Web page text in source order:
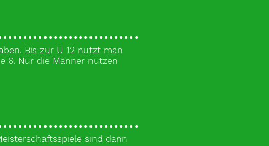
Bis zur U 12 nutzt man
6. Nur die Männer nutzen
sind dann